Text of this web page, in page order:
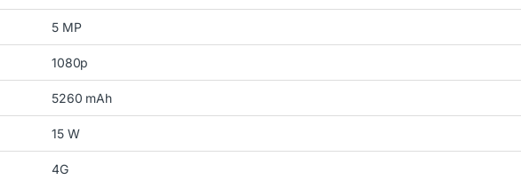
5 MP
1080p
5260 mAh
15 W
4G